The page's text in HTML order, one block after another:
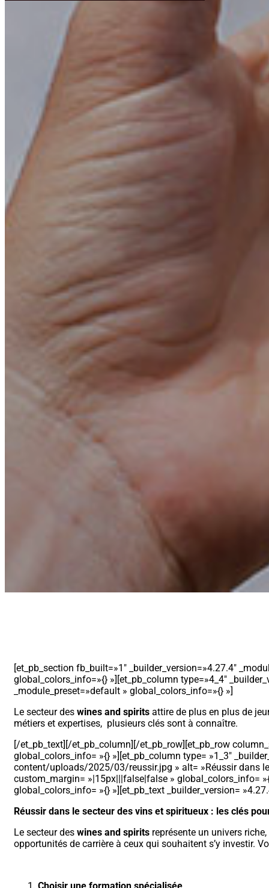
[et_pb_section fb_built=»1″ _builder_version=»4.27.4″
global_colors_info=»{} »][et_pb_column type=»4_4″
_module_preset=»default » global_colors_info=»{} »]
Le secteur des wines and spirits attire de plus en plus de
métiers et expertises, plusieurs clés sont à connaître.
[/et_pb_text][/et_pb_column][/et_pb_row][et_pb_row
global_colors_info= »{} »][et_pb_column type= »1_3″
content/uploads/2025/03/reussir.jpg » alt= »Réussir dans
custom_margin= »|15px|||false|false » global_colors_info=
global_colors_info= »{} »][et_pb_text _builder_version=
Réussir dans le secteur des vins et spiritueux : les clés
Le secteur des wines and spirits représente un univers
opportunités de carrière à ceux qui souhaitent s’y investir.